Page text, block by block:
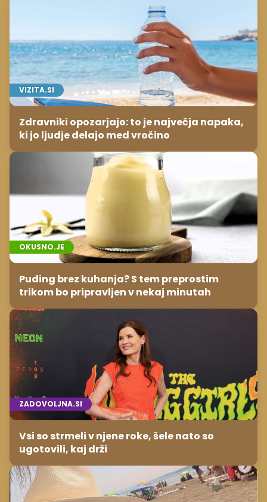
VIZITA.SI
Zdravniki opozarjajo: to je največja napaka,
ki jo ljudje delajo med vročino
OKUSNO.JE
Puding brez kuhanja? S tem preprostim
trikom bo pripravljen v nekaj minutah
ZADOVOLJNA.SI
Vsi so strmeli v njene roke, šele nato so
ugotovili, kaj drži